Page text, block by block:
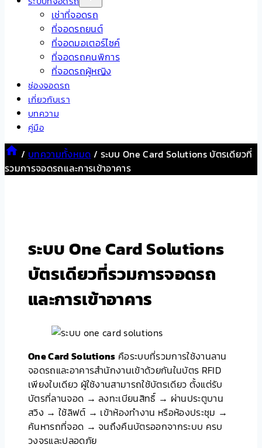
เช่าที่จอดรถ
ที่จอดรถยนต์
ที่จอดมอเตอร์ไซค์
ที่จอดรถคนพิการ
ที่จอดรถผู้หญิง
ช่องจอดรถ
เกี่ยวกับเรา
บทความ
คู่มือ
/ บทความทั้งหมด / ระบบ One Card Solutions บัตรเดียวที่
รวมการจอดรถและการเข้าอาคาร
ระบบ One Card Solutions
บัตรเดียวที่รวมการจอดรถ
และการเข้าอาคาร
One Card Solutions คือระบบที่รวมการใช้งานลาน
จอดรถและอาคารสำนักงานเข้าด้วยกันในบัตร RFID
เพียงใบเดียว ผู้ใช้งานสามารถใช้บัตรเดียว ตั้งแต่รับ
บัตรที่ลานจอด → ลงทะเบียนสิทธิ์ → ผ่านประตูบาน
สวิง → ใช้ลิฟต์ → เข้าห้องทำงาน หรือห้องประชุม →
ค้นหารถที่จอด → จนถึงคืนบัตรออกจากระบบ ครบ
วงจรและปลอดภัย